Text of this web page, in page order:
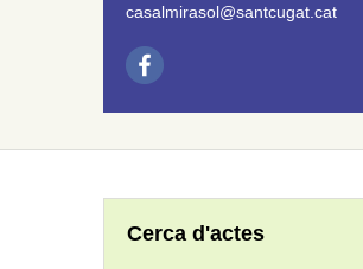
casalmirasol@santcugat.cat
Cerca d'actes